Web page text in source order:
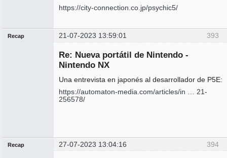
https://city-connection.co.jp/psychic5/
393
Recap 21-07-2023 13:59:01
Re: Nueva portátil de Nintendo -
Nintendo NX
Una entrevista en japonés al desarrollador de P5E:
https://automaton-media.com/articles/in … 21-
256578/
394
Recap 27-07-2023 13:04:16